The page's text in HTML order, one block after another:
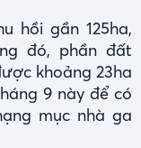
hồi gần 125ha,
đó, phần đất
khoảng 23ha
9 này để có
mục nhà ga